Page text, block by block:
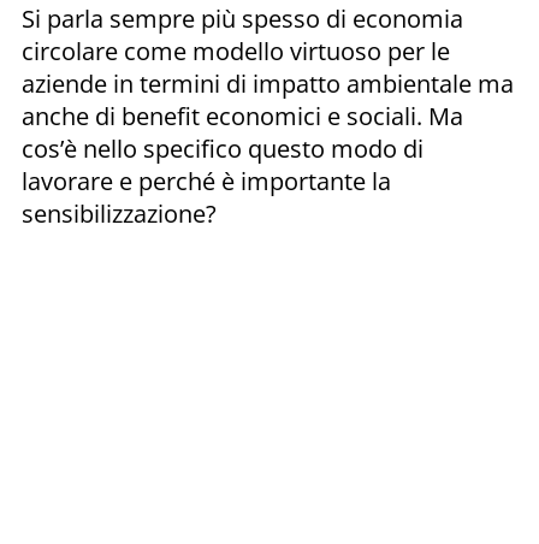
Si parla sempre più spesso di economia
circolare come modello virtuoso per le
aziende in termini di impatto ambientale ma
anche di benefit economici e sociali. Ma
cos’è nello specifico questo modo di
lavorare e perché è importante la
sensibilizzazione?